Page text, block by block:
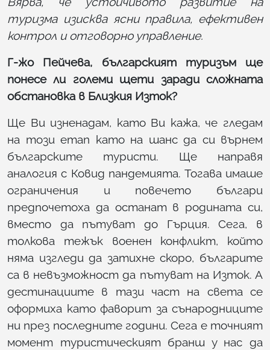
туризма изисква ясни правила, ефективен
контрол и отговорно управление.
Г-жо Пейчева, българският туризъм ще
понесе ли големи щети заради сложната
обстановка в Близкия Изток?
Ще Ви изненадам, като Ви кажа, че гледам
на този етап като на шанс да си върнем
българските туристи. Ще направя
аналогия с Ковид пандемията. Тогава имаше
ограничения и повечето българи
предпочетоха да останат в родината си,
вместо да пътуват до Гърция. Сега, в
толкова тежък военен конфликт, който
няма изгледи да затихне скоро, българите
са в невъзможност да пътуват на Изток. А
дестинациите в тази част на света се
оформиха като фаворит за сънародниците
ни през последните години. Сега е точният
момент туристическият бранш у нас да